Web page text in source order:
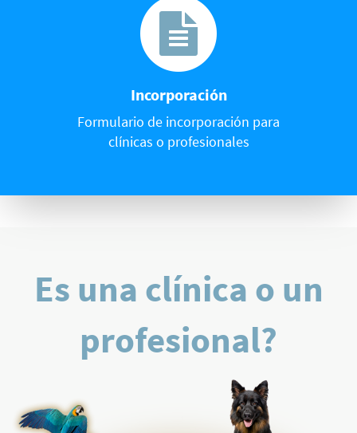
Incorporación
Formulario de incorporación para
clínicas o profesionales
Es una clínica o un
profesional?